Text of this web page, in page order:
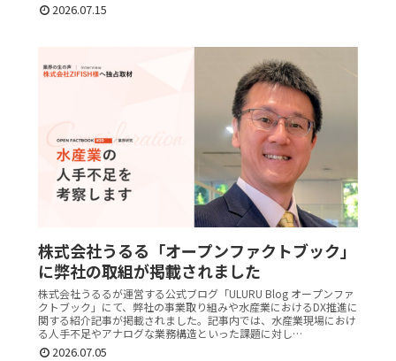
2026.07.15
株式会社うるる「オープンファクトブック」
に弊社の取組が掲載されました
株式会社うるるが運営する公式ブログ「ULURU Blog オープンファ
クトブック」にて、弊社の事業取り組みや水産業におけるDX推進に
関する紹介記事が掲載されました。記事内では、水産業現場におけ
る人手不足やアナログな業務構造といった課題に対し…
2026.07.05